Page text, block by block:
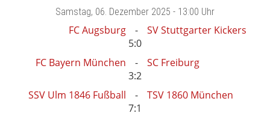
Samstag, 06. Dezember 2025 - 13:00 Uhr
FC Augsburg
SV Stuttgarter Kickers
5:0
FC Bayern München
SC Freiburg
3:2
SSV Ulm 1846 Fußball
TSV 1860 München
7:1